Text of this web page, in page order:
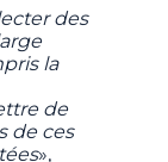
des
la
de
de ces
»,